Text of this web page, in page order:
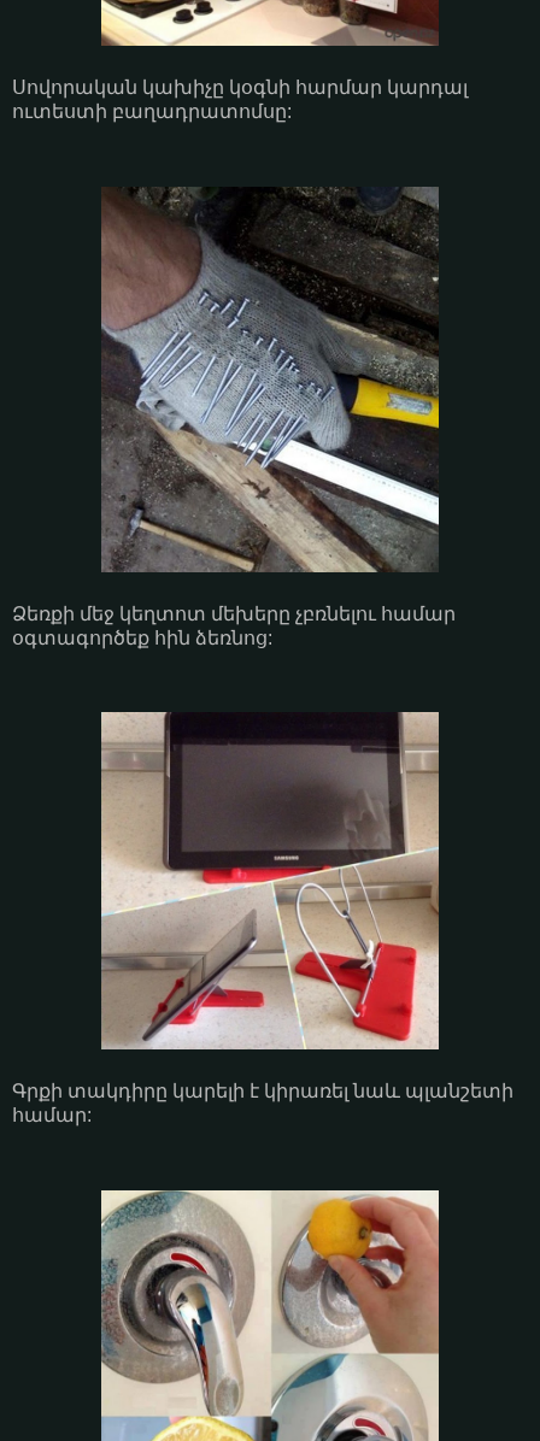
Սովորական կախիչը կօգնի հարմար կարդալ
ուտեստի բաղադրատոմսը:
Ձեռքի մեջ կեղտոտ մեխերը չբռնելու համար
օգտագործեք հին ձեռնոց:
Գրքի տակդիրը կարելի է կիրառել նաև պլանշետի
համար: